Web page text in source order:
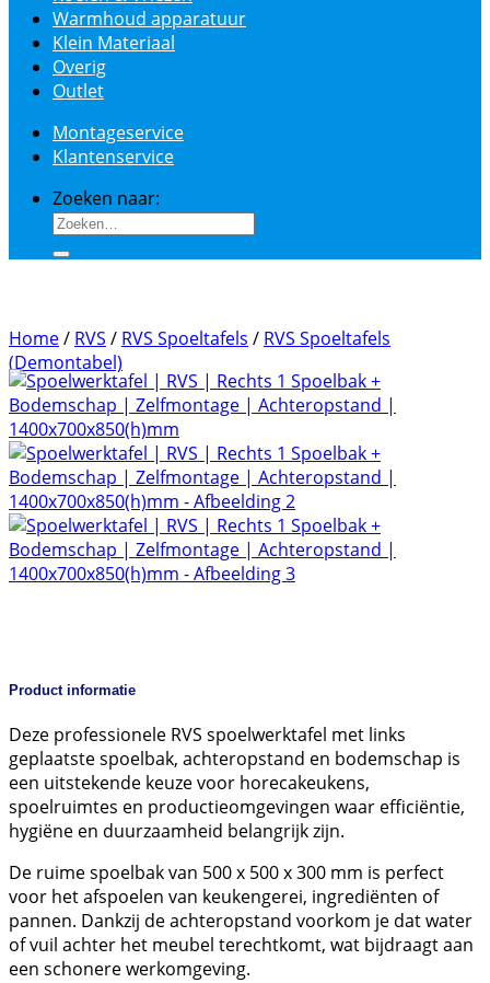
Warmhoud apparatuur
Klein Materiaal
Overig
Outlet
Montageservice
Klantenservice
Zoeken naar:
Home/ RVS / RVS Spoeltafels / RVS Spoeltafels
(Demontabel)
Product informatie
Deze professionele RVS spoelwerktafel met links
geplaatste spoelbak, achteropstand en bodemschap is
een uitstekende keuze voor horecakeukens,
spoelruimtes en productieomgevingen waar efficiëntie,
hygiëne en duurzaamheid belangrijk zijn.
De ruime spoelbak van 500 x 500 x 300 mm is perfect
voor het afspoelen van keukengerei, ingrediënten of
pannen. Dankzij de achteropstand voorkom je dat water
of vuil achter het meubel terechtkomt, wat bijdraagt aan
een schonere werkomgeving.